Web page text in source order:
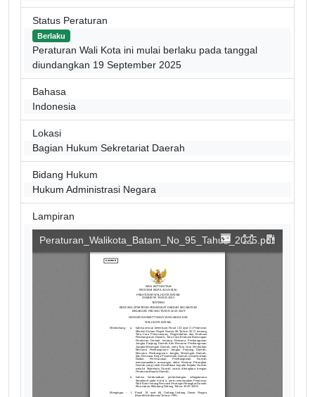
Status Peraturan
Berlaku
Peraturan Wali Kota ini mulai berlaku pada tanggal
diundangkan 19 September 2025
Bahasa
Indonesia
Lokasi
Bagian Hukum Sekretariat Daerah
Bidang Hukum
Hukum Administrasi Negara
Lampiran